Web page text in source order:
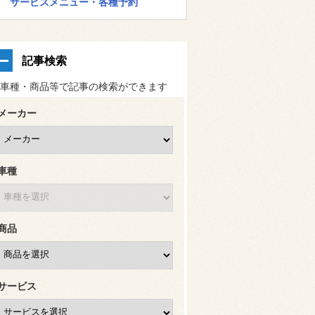
記事検索
種・商品等で記事の検索ができます
ーカー
種
品
ービス